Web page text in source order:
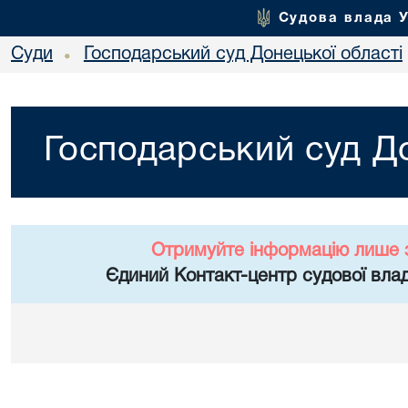
Судова влада
Суди • Господарський суд Донецької області
Господарський суд
Отримуйте інформацію лише
Єдиний Контакт-центр судової